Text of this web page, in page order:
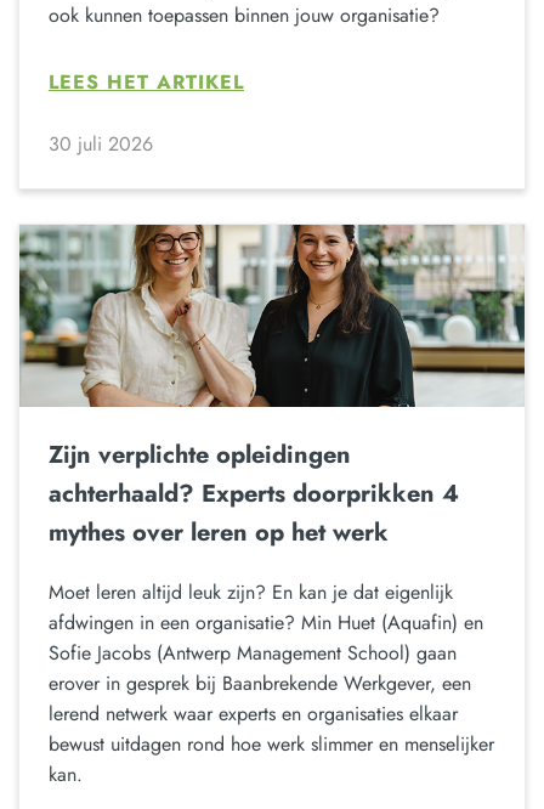
ook kunnen toepassen binnen jouw organisatie?
LEES HET ARTIKEL
30 juli 2026
Zijn verplichte opleidingen
achterhaald? Experts doorprikken 4
mythes over leren op het werk
Moet leren altijd leuk zijn? En kan je dat eigenlijk
afdwingen in een organisatie? Min Huet (Aquafin) en
Sofie Jacobs (Antwerp Management School) gaan
erover in gesprek bij Baanbrekende Werkgever, een
lerend netwerk waar experts en organisaties elkaar
bewust uitdagen rond hoe werk slimmer en menselijker
kan.